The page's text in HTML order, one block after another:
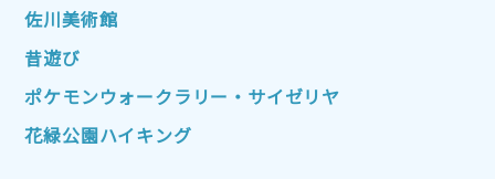
2022年7月
2022年4月
2022年1月 2021年12月 2021年11月
2021年10月 2021年9月
佐川美術館
昔遊び
ポケモンウォークラリー・サイゼリヤ
花緑公園ハイキング